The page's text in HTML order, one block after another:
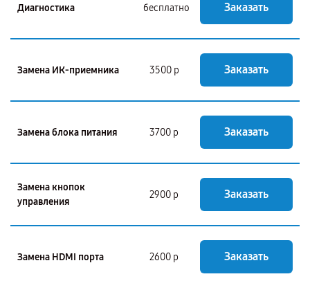
Диагностика бесплатно Заказать
Замена ИК-приемника 3500 р Заказать
Замена блока питания 3700 р Заказать
Замена кнопок
управления
2900 р Заказать
Замена HDMI порта 2600 р Заказать